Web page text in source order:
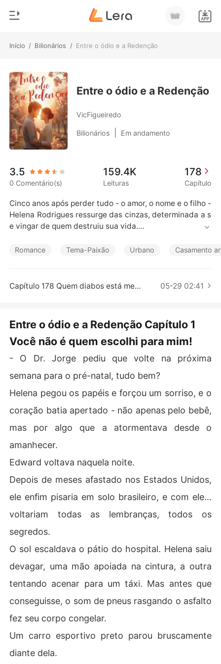
Início / Bilionários / Entre o ódio e a Redenção
Loja
Histórico
Sair
Baixar App
Gênero
Moderno
Lobisomem
Contos
Bilionários
Contos Curtos
Entre o ódio e a Redenção
VicFigueiredo
Bilionários Em andamento
3.5
0 Comentário(s)
159.4K
Leituras
178
Capítulo
Cinco anos após perder tudo - o amor, o nome e o filho -
Helena Rodrigues ressurge das cinzas, determinada a s
e vingar de quem destruiu sua vida.
é filho de Henrique Ballmer, o homem mais poderoso (e
Entre verdades enterradas, paixões proibidas e segred
E que o amor - assim como a vingança - pode ser morta
l.
Romance Tema-Paixão Urbano Casamento
Capítulo 178 Quem diabos está me ligando tão tarde 05-29 02:41
Entre o ódio e a Redenção Capítulo 1
Você não é quem escolhi para mim!
- O Dr. Jorge pediu que volte na próxima
semana para o pré-natal, tudo bem?
Helena pegou os papéis e forçou um sorriso, e o
coração batia apertado - não apenas pelo bebê,
mas por algo que a atormentava desde o
amanhecer.
Edward voltava naquela noite.
Depois de meses afastado nos Estados Unidos,
ele enfim pisaria em solo brasileiro, e com ele...
voltariam todas as lembranças, todos os
segredos.
O sol escaldava o pátio do hospital. Helena saiu
devagar, uma mão apoiada na cintura, a outra
tentando acenar para um táxi. Mas antes que
conseguisse, o som de pneus rasgando o asfalto
fez seu corpo congelar.
Um carro esportivo preto parou bruscamente
diante dela.